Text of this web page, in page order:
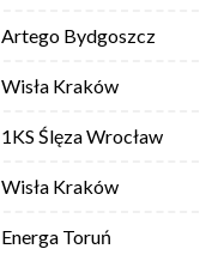
Artego Bydgoszcz
Wisła Kraków
1KS Ślęza Wrocław
Wisła Kraków
Energa Toruń
Artego Bydgoszcz
Wisła Kraków
1KS Ślęza Wrocław
Wisła Kraków
Energa Toruń